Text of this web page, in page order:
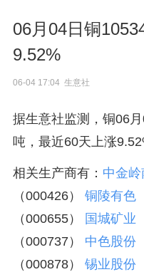
06月04日铜
9.52%
06-04 17:04 生意社
据生意社监测，铜06
吨，最近60天上涨
相关生产商有： 中金岭
（000426） 铜陵有色
（000655）
国城矿业
（000737） 中色股份
（000878） 锡业股份